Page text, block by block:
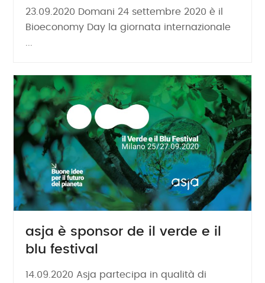
23.09.2020 Domani 24 settembre 2020 è il
Bioeconomy Day la giornata internazionale
asja è sponsor de il verde e il
blu festival
14.09.2020 Asja partecipa in qualità di